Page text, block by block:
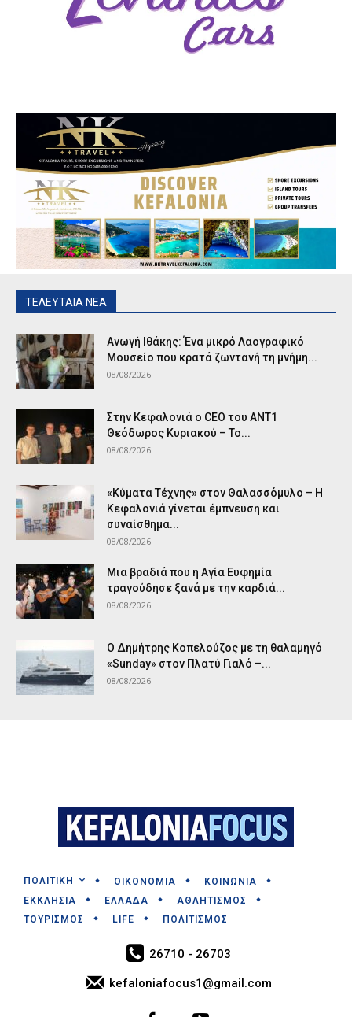
ΤΕΛΕΥΤΑΙΑ ΝΕΑ
Ανωγή Ιθάκης: Ένα μικρό Λαογραφικό
Μουσείο που κρατά ζωντανή τη μνήμη...
08/08/2026
Στην Κεφαλονιά ο CEO του ANT1
Θεόδωρος Κυριακού – Το...
08/08/2026
«Κύματα Τέχνης» στον Θαλασσόμυλο – Η
Κεφαλονιά γίνεται έμπνευση και
συναίσθημα...
08/08/2026
Μια βραδιά που η Αγία Ευφημία
τραγούδησε ξανά με την καρδιά...
08/08/2026
Ο Δημήτρης Κοπελούζος με τη θαλαμηγό
«Sunday» στον Πλατύ Γιαλό –...
08/08/2026
ΠΟΛΙΤΙΚΗ ΟΙΚΟΝΟΜΙΑ
ΚΟΙΝΩΝΙΑ
ΕΚΚΛΗΣΙΑ
ΕΛΛΑΔΑ
ΑΘΛΗΤΙΣΜΟΣ
ΤΟΥΡΙΣΜΟΣ
LIFE ΠΟΛΙΤΙΣΜΟΣ
26710 - 26703
kefaloniafocus1@gmail.com